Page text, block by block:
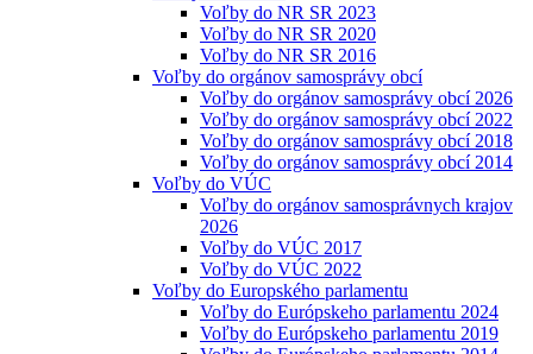
Voľby do NR SR 2023
Voľby do NR SR 2020
Voľby do NR SR 2016
Voľby do orgánov samosprávy obcí
Voľby do orgánov samosprávy obcí 2026
Voľby do orgánov samosprávy obcí 2022
Voľby do orgánov samosprávy obcí 2018
Voľby do orgánov samosprávy obcí 2014
Voľby do VÚC
Voľby do orgánov samosprávnych krajov
2026
Voľby do VÚC 2017
Voľby do VÚC 2022
Voľby do Europského parlamentu
Voľby do Európskeho parlamentu 2024
Voľby do Európskeho parlamentu 2019